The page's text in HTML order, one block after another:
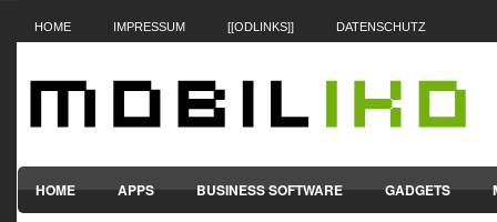
HOME IMPRESSUM [[ODLINKS]] DATENSCHUTZ
HOME APPS BUSINESS SOFTWARE GADGETS